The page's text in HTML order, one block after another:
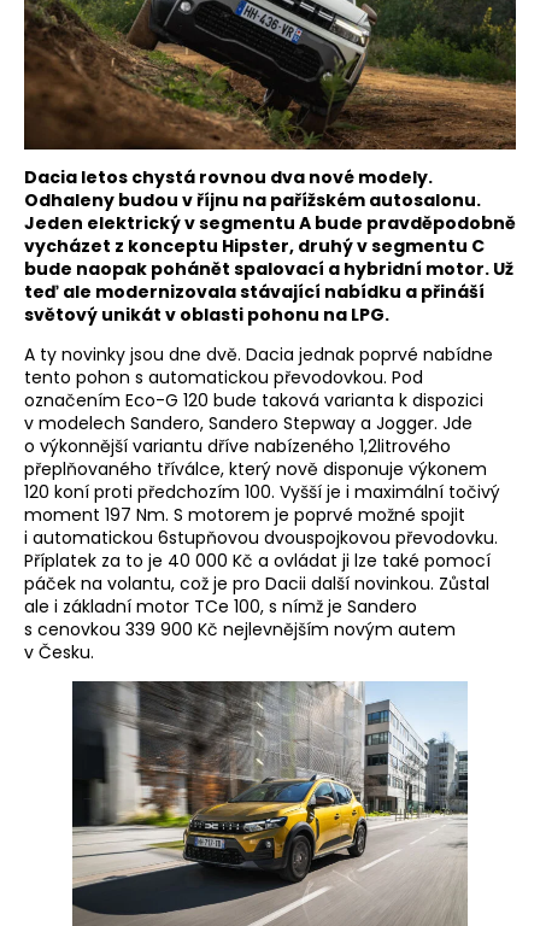
Dacia letos chystá rovnou dva nové modely.
Odhaleny budou v říjnu na pařížském autosalonu.
Jeden elektrický v segmentu A bude pravděpodobně
vycházet z konceptu Hipster, druhý v segmentu C
bude naopak pohánět spalovací a hybridní motor. Už
teď ale modernizovala stávající nabídku a přináší
světový unikát v oblasti pohonu na LPG.
A ty novinky jsou dne dvě. Dacia jednak poprvé nabídne
tento pohon s automatickou převodovkou. Pod
označením Eco-G 120 bude taková varianta k dispozici
v modelech Sandero, Sandero Stepway a Jogger. Jde
o výkonnější variantu dříve nabízeného 1,2litrového
přeplňovaného tříválce, který nově disponuje výkonem
120 koní proti předchozím 100. Vyšší je i maximální točivý
moment 197 Nm. S motorem je poprvé možné spojit
i automatickou 6stupňovou dvouspojkovou převodovku.
Příplatek za to je 40 000 Kč a ovládat ji lze také pomocí
páček na volantu, což je pro Dacii další novinkou. Zůstal
ale i základní motor TCe 100, s nímž je Sandero
s cenovkou 339 900 Kč nejlevnějším novým autem
v Česku.